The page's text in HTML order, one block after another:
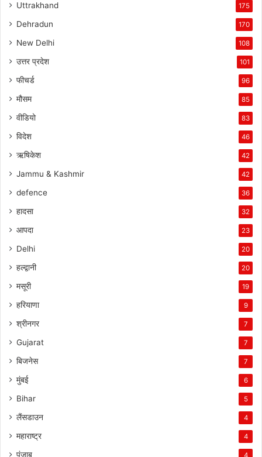
Uttrakhand 175
Dehradun 170
New Delhi 108
उत्तर प्रदेश 101
फीचर्ड 96
मौसम 85
वीडियो 83
विदेश 46
ऋषिकेश 42
Jammu & Kashmir 42
defence 36
हादसा 32
आपदा 23
Delhi 20
हल्द्वानी 20
मसूरी 19
हरियाणा 9
श्रीनगर 7
Gujarat 7
बिजनेस 7
मुंबई 6
Bihar 5
लैंसडाउन 4
महाराष्ट्र 4
पंजाब